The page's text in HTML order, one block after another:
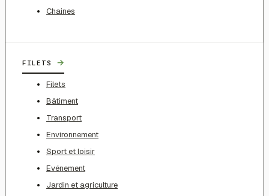
Chaines
FILETS →
Filets
Bâtiment
Transport
Environnement
Sport et loisir
Evénement
Jardin et agriculture